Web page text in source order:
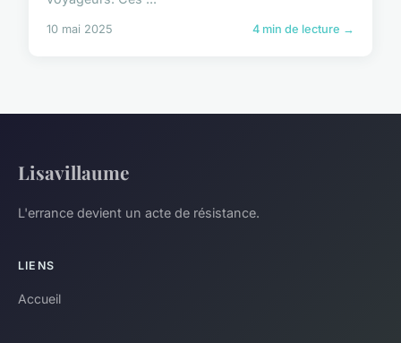
10 mai 2025 4 min de lecture →
Lisavillaume
L'errance devient un acte de résistance.
LIENS
Accueil